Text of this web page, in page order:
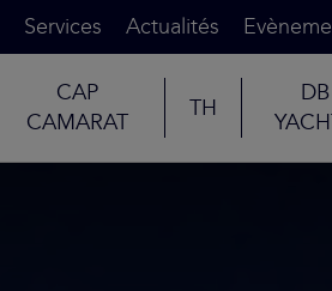
Services Actualités
CAP
CAMARAT
TH
DB